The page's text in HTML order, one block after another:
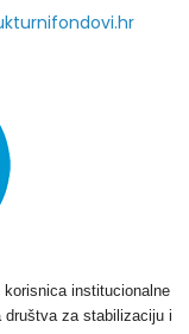
institucionalne
društva za stabilizaciju i